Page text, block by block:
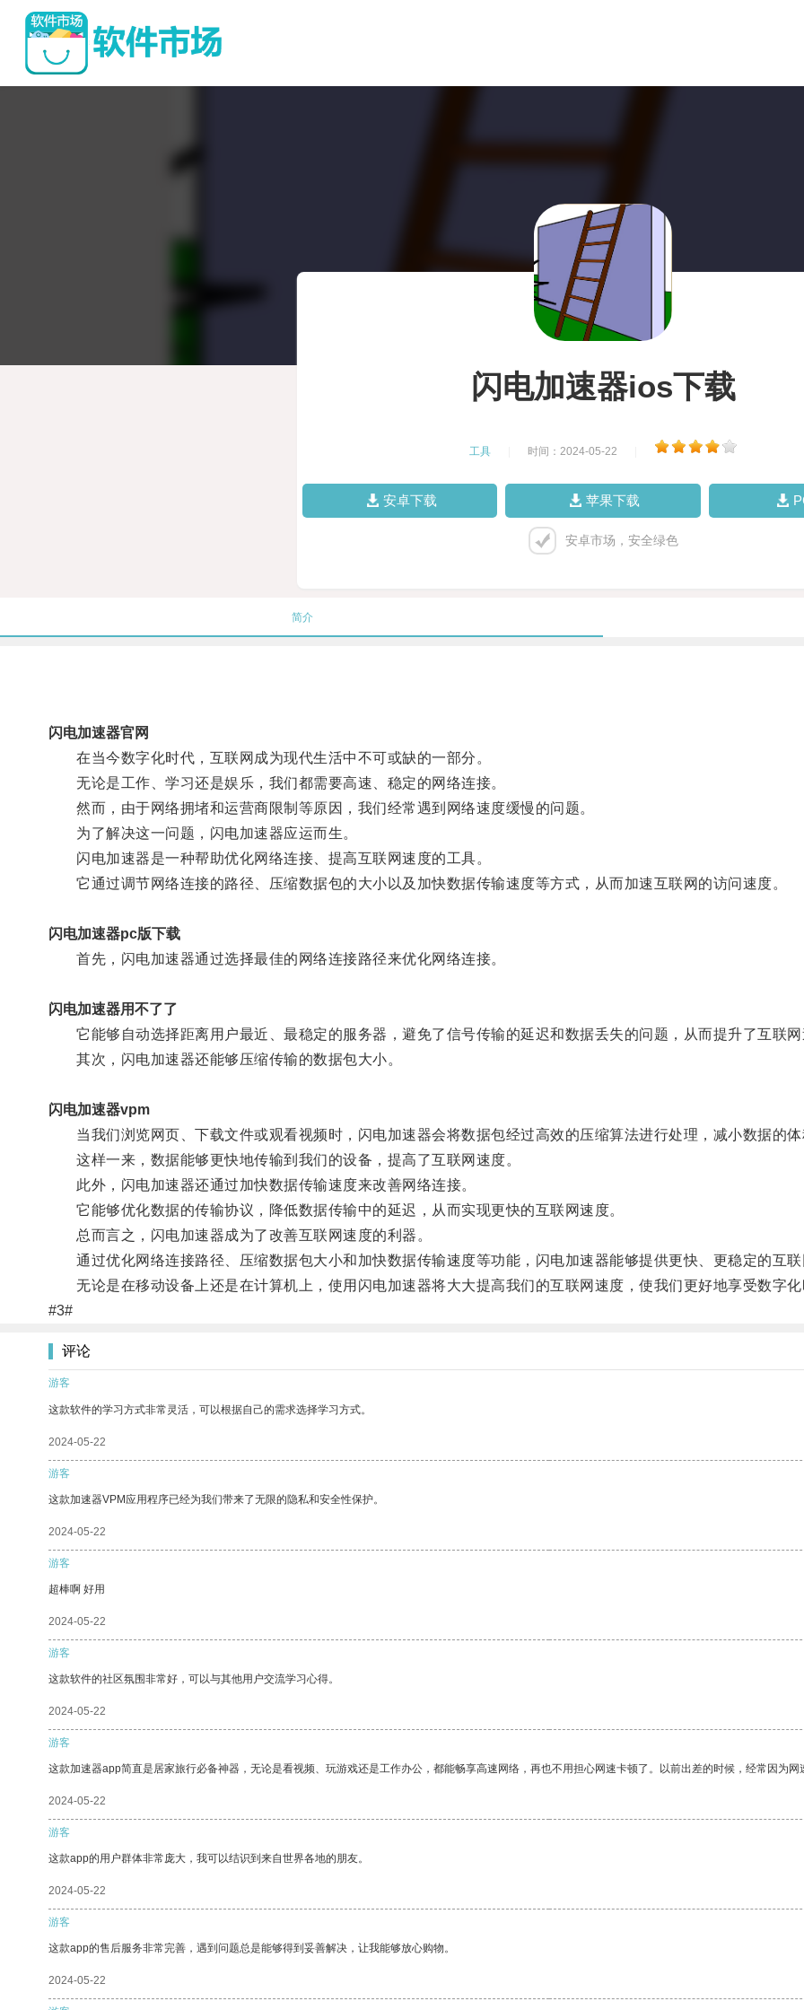
闪电加速器ios下载
工具 时间：2024-05-22
安卓下载 苹果下载
安卓市场，安全绿色
简介
闪电加速器官网
在当今数字化时代，互联网成为现代生活中不可或缺的一部分。
无论是工作、学习还是娱乐，我们都需要高速、稳定的网络连接。
然而，由于网络拥堵和运营商限制等原因，我们经常遇到网络速度缓慢的问题。
为了解决这一问题，闪电加速器应运而生。
闪电加速器是一种帮助优化网络连接、提高互联网速度的工具。
它通过调节网络连接的路径、压缩数据包的大小以及加快数据传输速度等方式，从而加速互联网的访问速度。
闪电加速器pc版下载
首先，闪电加速器通过选择最佳的网络连接路径来优化网络连接。
闪电加速器用不了了
它能够自动选择距离用户最近、最稳定的服务器，避免了信号传输的延迟和数据丢失的问题，从而提升了互联网
其次，闪电加速器还能够压缩传输的数据包大小。
闪电加速器vpm
当我们浏览网页、下载文件或观看视频时，闪电加速器会将数据包经过高效的压缩算法进行处理，减小数据的体
这样一来，数据能够更快地传输到我们的设备，提高了互联网速度。
此外，闪电加速器还通过加快数据传输速度来改善网络连接。
它能够优化数据的传输协议，降低数据传输中的延迟，从而实现更快的互联网速度。
总而言之，闪电加速器成为了改善互联网速度的利器。
通过优化网络连接路径、压缩数据包大小和加快数据传输速度等功能，闪电加速器能够提供更快、更稳定的互联
无论是在移动设备上还是在计算机上，使用闪电加速器将大大提高我们的互联网速度，使我们更好地享受数字化
#3#
评论
游客
这款软件的学习方式非常灵活，可以根据自己的需求选择学习方式。
2024-05-22
游客
这款加速器VPM应用程序已经为我们带来了无限的隐私和安全性保护。
2024-05-22
游客
超棒啊 好用
2024-05-22
游客
这款软件的社区氛围非常好，可以与其他用户交流学习心得。
2024-05-22
游客
这款加速器app简直是居家旅行必备神器，无论是看视频、玩游戏还是工作办公，都能畅享高速网络，再也不用担心网速卡顿了。以前出差的时候，经常因为
2024-05-22
游客
这款app的用户群体非常庞大，我可以结识到来自世界各地的朋友。
2024-05-22
游客
这款app的售后服务非常完善，遇到问题总是能够得到妥善解决，让我能够放心购物。
2024-05-22